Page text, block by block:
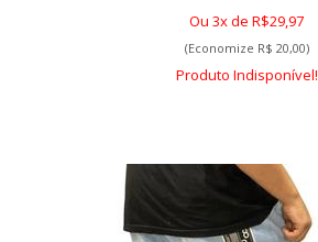
Ou 3x de R$29,97
(Economize R$ 20,00)
Produto Indisponível!